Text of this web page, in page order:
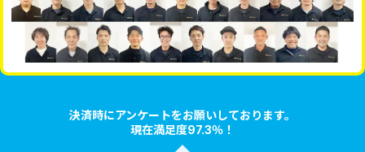
決済時にアンケートをお願いしております。
現在満足度97.3％！